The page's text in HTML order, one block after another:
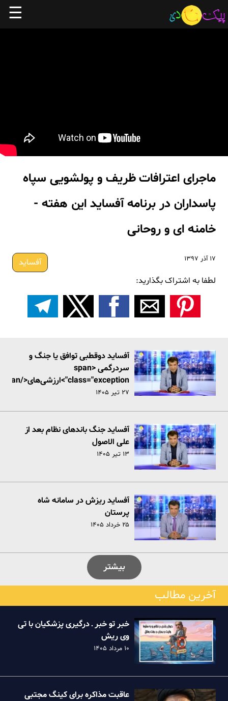
☰
ماجرای اعترافات ظریف و پولشویی سپاه
پاسداران در برنامه آفساید این هفته -
خامنه ای و روحانی
۱۷ آذر ۱۳۹۷
آفساید
لطفا به اشتراک بگذارید:
آفساید دوقطبی توافق یا جنگ و
سردرگمی <span
نظام
۲۷ تیر ۱۴۰۵
آفساید جنگ باندهای نظام بعد از
علی الاصول
۱۳ تیر ۱۴۰۵
آفساید ریزش در سامانه شاه
پرستان
۲۵ خرداد ۱۴۰۵
بیشتر
آخرین مطالب
خبر تو خبر ـ درگیری پزشکیان با تی
وی ریش
۱۰ مرداد ۱۴۰۵
عاقبت مذاکره برای کینگ مجتبی